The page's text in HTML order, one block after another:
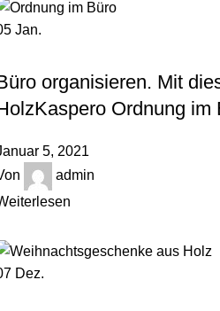
Jan.
organisieren. Mit
Ordnung im
5, 2021
admin
Dez.